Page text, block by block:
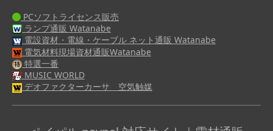
PCソフトライセンス販売
ランプ通販 Watanabe
電設資材・電線・ケーブル ネット通販 Watanabe
電気材料現場資材通販Watanabe
特選一番
MUSIC WORLD
デオファクターカーサ 空気触媒